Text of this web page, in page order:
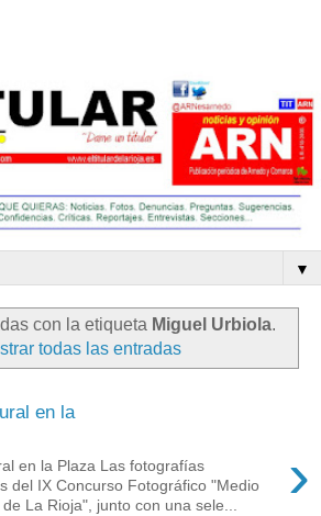
▼
con la etiqueta Miguel Urbiola.
todas las entradas
en la
›
en la Plaza Las fotografías
del IX Concurso Fotográfico "Medio
La Rioja", junto con una sele...